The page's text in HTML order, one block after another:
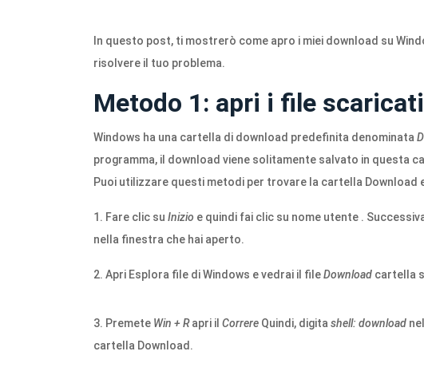
In questo post, ti mostrerò come apro i miei download su
risolvere il tuo problema.
Metodo 1: apri i file
Windows ha una cartella di download predefinita denominata
programma, il download viene solitamente salvato in questa
Puoi utilizzare questi metodi per trovare la cartella Download
1. Fare clic su Inizio e quindi fai clic su nome utente .
nella finestra che hai aperto.
2. Apri Esplora file di Windows e vedrai il fileDownload cartella
3. Premete Win + Rapri il Correre Quindi, digita shell: download nel
cartella Download.